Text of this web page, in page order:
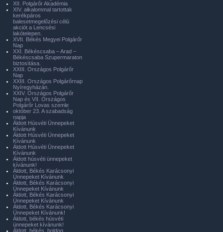
XII. Polgárőr Akadémia
XIV. alkalommal tartottak
kerékpáros
balesetmegelőzési célú
akciót a Lencsési
lakótelepen.
XVII. Békés Megyei Polgárőr
Nap
XXI. Békéscsaba – Arad –
Békéscsaba Szupermaraton
biztosítása.
XXIII. Országos Polgárőr
Nap
XXIII. Országos Polgárőrnap
Nyíregyházán.
XXIV. Országos Polgárőr
Nap és VII. Országos
Polgárőr Lovas szemle
október 23. A szabadság
napja
Áldott Húsvéti Ünnepeket
Kívánunk
Áldott Húsvéti Ünnepeket
Kívánunk
Áldott Húsvéti Ünnepeket
Kívánunk
Áldott húsvéti ünnepeket
kívánunk!
Áldott, Békés Karácsonyi
Ünnepeket Kívánunk
Áldott, Békés Karácsonyi
Ünnepeket Kívánunk
Áldott, Békés Karácsonyi
Ünnepeket Kívánunk
Áldott, Békés Karácsonyi
Ünnepeket Kívánunk!
Áldott, békés húsvéti
ünnepeket kívánunk!
Áldott, békés, boldog